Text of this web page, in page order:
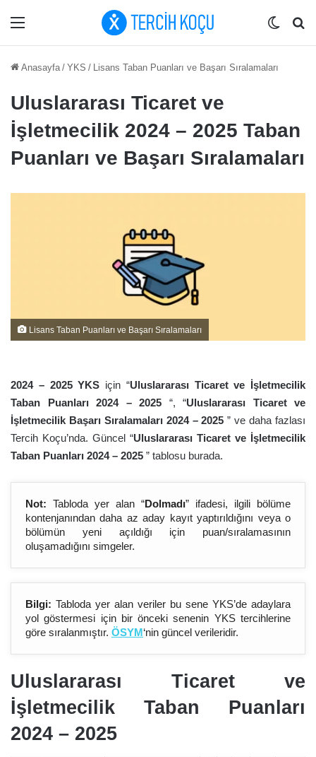
Menü Dış
Anasayfa / YKS / Lisans Taban Puanları ve Başarı Sıralamaları
Uluslararası Ticaret ve
İşletmecilik 2024 – 2025 Taban
Puanları ve Başarı Sıralamaları
Lisans Taban Puanları ve Başarı Sıralamaları
2024 – 2025YKS için “Uluslararası Ticaret ve İşletmecilik
Taban Puanları 2024 – 2025 “, “Uluslararası Ticaret ve
İşletmecilik Başarı Sıralamaları 2024 – 2025 ” ve daha fazlası
Tercih Koçu’nda. Güncel “Uluslararası Ticaret ve İşletmecilik
Taban Puanları 2024 – 2025 ” tablosu burada.
Not: Tabloda yer alan “Dolmadı” ifadesi, ilgili bölüme
kontenjanından daha az aday kayıt yaptırıldığını veya o
bölümün yeni açıldığı için puan/sıralamasının
oluşamadığını simgeler.
Bilgi: Tabloda yer alan veriler bu sene YKS’de adaylara
yol göstermesi için bir önceki senenin YKS tercihlerine
göre sıralanmıştır. ÖSYM‘nin güncel verileridir.
Uluslararası Ticaret ve
İşletmecilik Taban Puanları
2024 – 2025